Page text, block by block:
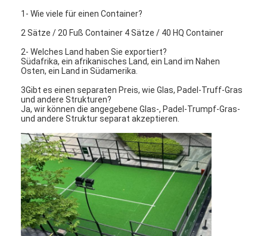
Extruder-Bildschirmpack
Drahtseil-Masche
Padel-Fenster
Gestricktes Drahtgeflecht
Architekturales Metallnetz
Aluminiumkettenfliegengitter
Johnson-Siebfilter
Metallmaschenzaun
1- Wie viele für einen Container?
2 Sätze / 20 Fuß Container 4 Sätze / 40 HQ Container
2- Welches Land haben Sie exportiert?
Südafrika, ein afrikanisches Land, ein Land im Nahen
Osten, ein Land in Südamerika.
3Gibt es einen separaten Preis, wie Glas, Padel-Truff-Gras
und andere Strukturen?
Ja, wir können die angegebene Glas-, Padel-Trumpf-Gras-
und andere Struktur separat akzeptieren.